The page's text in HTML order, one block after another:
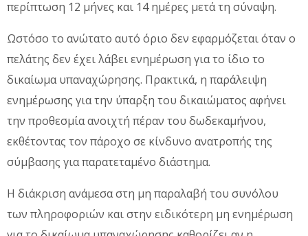
περίπτωση 12 μήνες και 14 ημέρες μετά τη σύναψη.
Ωστόσο το ανώτατο αυτό όριο δεν εφαρμόζεται όταν ο
πελάτης δεν έχει λάβει ενημέρωση για το ίδιο το
δικαίωμα υπαναχώρησης. Πρακτικά, η παράλειψη
ενημέρωσης για την ύπαρξη του δικαιώματος αφήνει
την προθεσμία ανοιχτή πέραν του δωδεκαμήνου,
εκθέτοντας τον πάροχο σε κίνδυνο ανατροπής της
σύμβασης για παρατεταμένο διάστημα.
Η διάκριση ανάμεσα στη μη παραλαβή του συνόλου
των πληροφοριών και στην ειδικότερη μη ενημέρωση